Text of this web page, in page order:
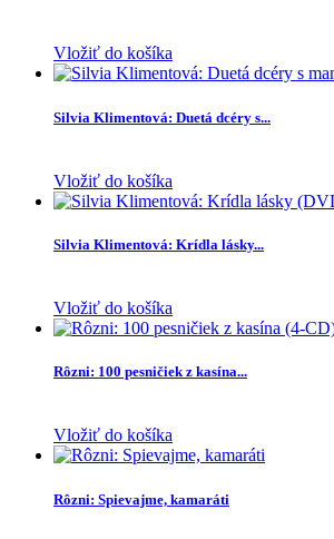
Vložiť do košíka
Silvia Klimentová: Duetá dcéry s...
Vložiť do košíka
Silvia Klimentová: Krídla lásky...
Vložiť do košíka
Rôzni: 100 pesničiek z kasína...
Vložiť do košíka
Rôzni: Spievajme, kamaráti